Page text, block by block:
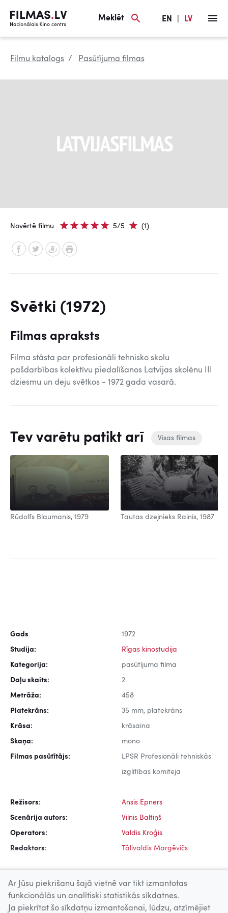
Meklēt EN LV
Filmu katalogs Pasūtījuma filmas
Novērtē filmu 5/5 (1)
Svētki (1972)
Filmas apraksts
Filma stāsta par profesionāli tehnisko skolu
pašdarbības kolektīvu piedalīšanos Latvijas skolēnu III
dziesmu un deju svētkos - 1972 gada vasarā.
Tev varētu patikt arī Visas filmas
Rūdolfs Blaumanis, 1979 Tautas dzejnieks Rainis, 1987
Gads 1972
Studija: Rīgas kinostudija
Kategorija: pasūtījuma filma
Daļu skaits: 2
Metrāža: 458
Platekrāns: 35 mm, platekrāns
Krāsa: krāsaina
Skaņa: mono
Filmas pasūtītājs: LPSR Profesionāli tehniskās
izglītības komiteja
Režisors: Ansis Epners
Scenārija autors: Vilnis Baltiņš
Operators: Valdis Kroģis
Redaktors: Tālivaldis Margēvičs
Uz augšu
Ar Jūsu piekrišanu šajā vietnē var tikt izmantotas
funkcionālās un analītiski statistikās sīkdatnes.
Ja piekrītat šo sīkdatņu izmantošanai, lūdzu, atzīmējiet